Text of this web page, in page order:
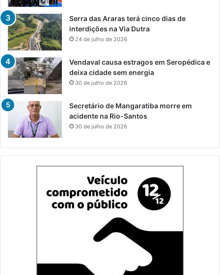
Serra das Araras terá cinco dias de
interdições na Via Dutra
24 de julho de 2026
Vendaval causa estragos em Seropédica e
deixa cidade sem energia
30 de julho de 2026
Secretário de Mangaratiba morre em
acidente na Rio-Santos
30 de julho de 2026